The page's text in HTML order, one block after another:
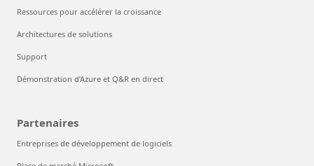
Tarifs Azure
Services Azure gratuits
Formules d’achat flexibles
FinOps sur Azure
Solutions et support